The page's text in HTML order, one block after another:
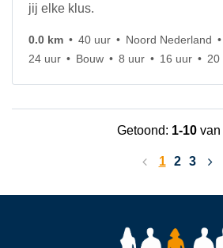
jij elke klus.
0.0 km 40 uur Noord Nederland
24 uur
Bouw 8 uur 16 uur 20
Getoond: 1-10van
1 2 3